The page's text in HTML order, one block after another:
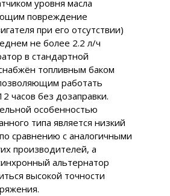
уровня масла
повреждение
при его отсутствии)
не более 2.2 л/ч
в стандартной
топливным баком
работать
часов без дозаправки.
особенностью
типа является низкий
сравнению с аналогичными
производителей, а
альтернатор
высокой точности